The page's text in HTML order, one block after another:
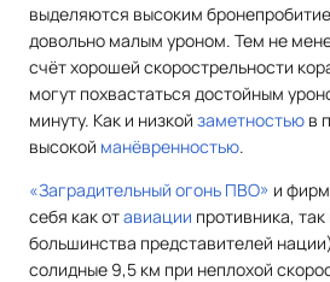
выделяются высоким
довольно малым уроном. Тем не
счёт хорошей скорострельности
могут похвастаться достойным
минуту. Как и низкой заметностью в
высокой манёвренностью.
«Заградительный огонь ПВО» и
себя как отавиации противника, так
большинства представителей
солидные 9,5 км при неплохой